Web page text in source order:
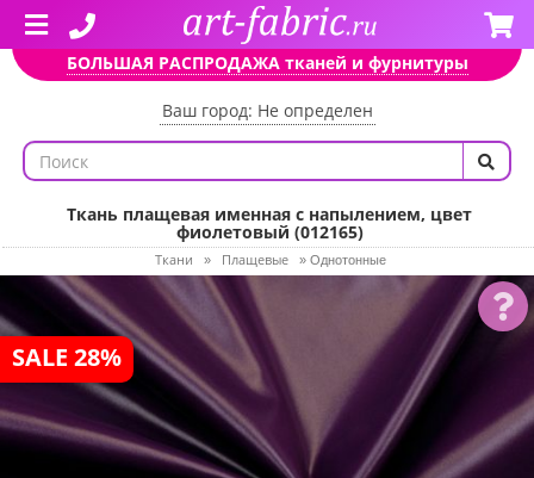
БОЛЬШАЯ РАСПРОДАЖА тканей и фурнитуры
Ваш город: Не определен
Ткань плащевая именная с напылением, цвет
фиолетовый (012165)
Ткани » Плащевые » Однотонные
SALE 28%